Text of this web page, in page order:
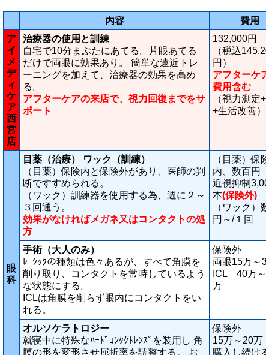
内容
費用
ア
イ
メ
デ
ィ
ケ
ア
西
宮
店
治療器の使用と訓練
自宅で10分まぶたにあてる。片眼あてる
だけで両眼に効果あり。 簡単な遠近トレ
ーニングを加えて、治療器の効果を高め
る。
アフターケアの来店で、視力回復までをサ
ポート
132,000円
（税込
円）
アフターケ
費用含む
（視力測定
+生活改善）
眼
科
目薬（治療） ワック（訓練）
（目薬）保険内と保険外があり、医師の判
断ですすめられる。
（ワック）訓練器を使用する為、週に２～
３回通う。
効果がなければメガネ又はコンタクトの処
方
（目薬）保
内、数百円
近視抑制
本(保険外)
（ワック）
円～/１回
手術（大人のみ）
ﾚｰｼｯｸの種類は色々あるが、すべて角膜を
削り取り、コンタクトを常時しているよう
な状態にする。
ICLは角膜を削らず眼内にコンタクトをい
れる。
保険外
両眼15万～
ICL 40万～
万
オルソケラトロジー
就寝中に特殊なﾊｰﾄﾞｺﾝﾀｸﾄﾚﾝｽﾞを装用し 角
膜の形を変形させ屈折率を調整する。 お
保険外
15万～20万
購入し続け